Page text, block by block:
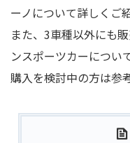
ーノについて詳しくご
また、3車種以外にも
ンスポーツカーについ
購入を検討中の方は参